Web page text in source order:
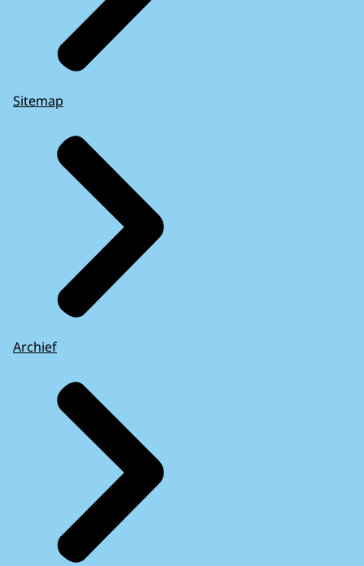
Sitemap
Archief